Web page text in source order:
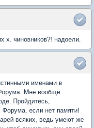
х. чиновников?! надоели.
именами в
Мне вообще
Пройдитесь,
Форума, если нет памяти!
всяких, ведь умеют же